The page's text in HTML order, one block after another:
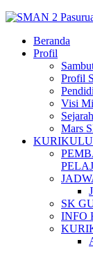
Beranda
Profil
Profil
Visi
Sejarah
Mars
SK
INFO